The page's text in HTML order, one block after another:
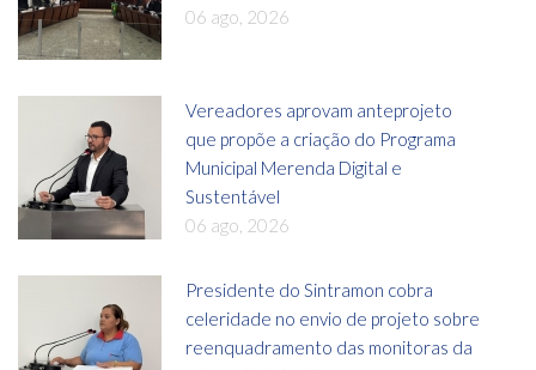
06 ago, 2026
Vereadores aprovam anteprojeto
que propõe a criação do Programa
Municipal Merenda Digital e
Sustentável
06 ago, 2026
Presidente do Sintramon cobra
celeridade no envio de projeto sobre
reenquadramento das monitoras da